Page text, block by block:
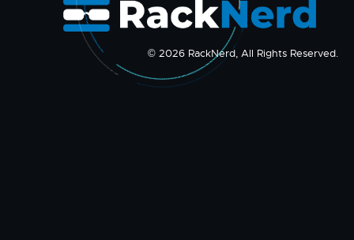
© 2026 RackNerd, All Rights Reserved.